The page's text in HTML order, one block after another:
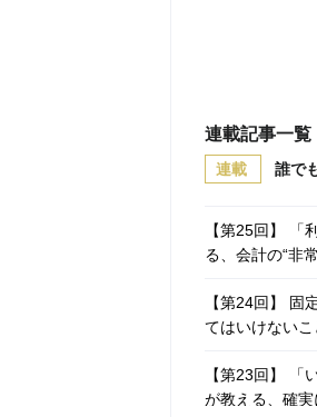
連載記事一覧
連載 誰で
【第25回】
る、会計の“非
【第24回】
てはいけないこ
【第23回】
が教える、確